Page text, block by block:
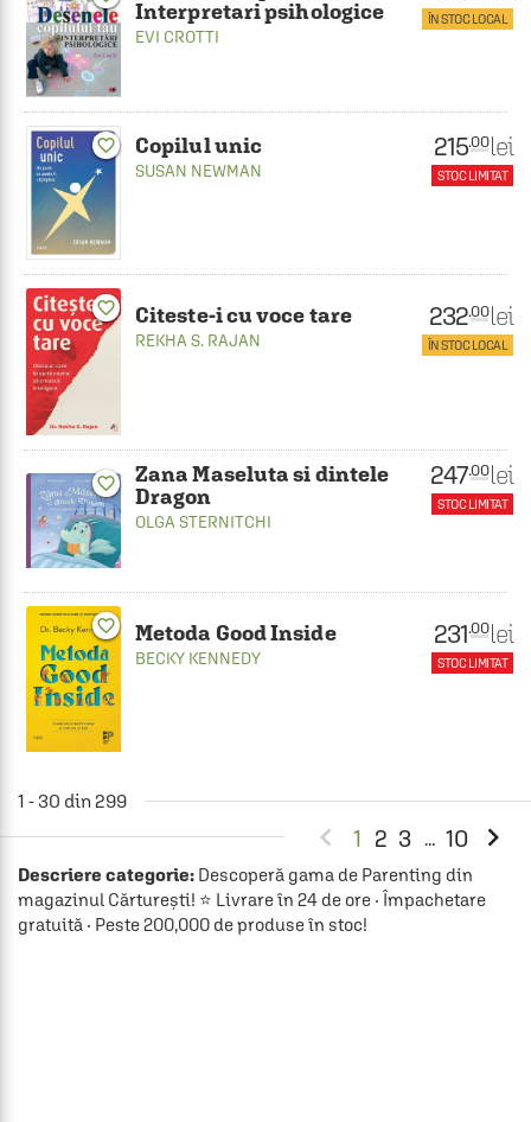
Interpretari psihologice
EVI CROTTI
ÎN STOC LOCAL
favorite_border Copilul unic
SUSAN NEWMAN
215.00 lei
STOC LIMITAT
favorite_border Citeste-i cu voce tare
REKHA S. RAJAN
232.00 lei
ÎN STOC LOCAL
favorite_border
Zana Maseluta si dintele
Dragon
OLGA STERNITCHI
247.00 lei
STOC LIMITAT
favorite_border Metoda Good Inside
BECKY KENNEDY
231.00 lei
STOC LIMITAT
1 - 30 din 299
 1 2 3 ... 10 
Descriere categorie: Descoperă gama de Parenting din
magazinul Cărturești! ⭐ Livrare în 24 de ore · Împachetare
gratuită · Peste 200,000 de produse în stoc!